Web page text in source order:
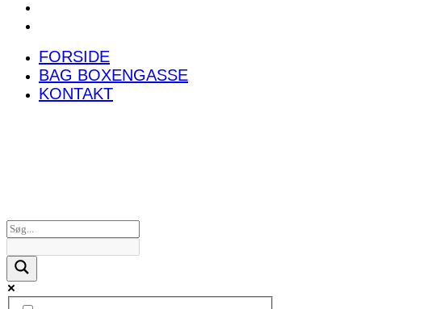
FORSIDE
BAG BOXENGASSE
KONTAKT